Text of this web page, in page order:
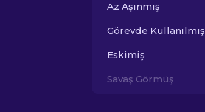
Az Aşınmış
Görevde Kullanılmış
Eskimiş
Savaş Görmüş